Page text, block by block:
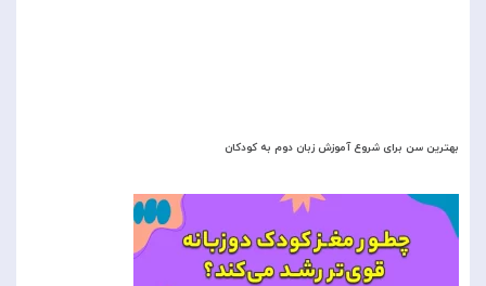
بهترین سن برای شروع آموزش زبان دوم به کودکان